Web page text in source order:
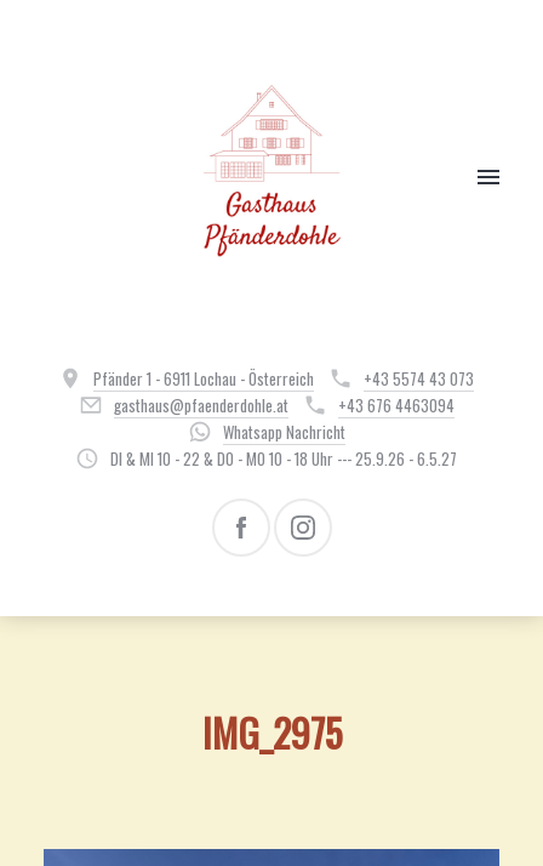
Pfänder 1 - 6911 Lochau - Österreich
+43 5574 43 073
gasthaus@pfaenderdohle.at
+43 676 4463094
Whatsapp Nachricht
DI & MI 10 - 22 & DO - MO 10 - 18 Uhr --- 25.9.26 - 6.5.27
IMG_2975